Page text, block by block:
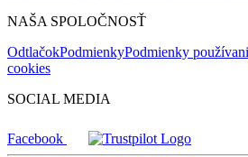
NAŠA SPOLOČNOSŤ
OdtlačokPodmienkyPodmienky
cookies
SOCIAL MEDIA
Facebook